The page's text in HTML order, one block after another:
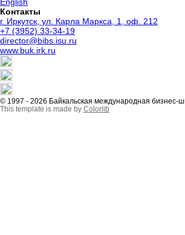
Контакты
г. Иркутск, ул. Карла Маркса, 1, оф. 212
+7 (3952) 33-34-19
director@bibs.isu.ru
www.buk.irk.ru
© 1997 - 2026 Байкальская международная бизнес-
This template is made by Colorlib